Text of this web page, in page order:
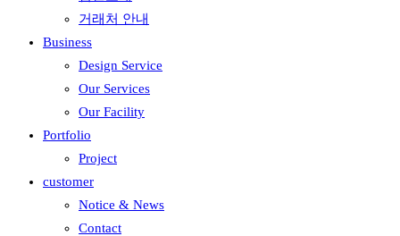
거래처 안내
Business
Design Service
Our Services
Our Facility
Portfolio
Project
customer
Notice & News
Contact